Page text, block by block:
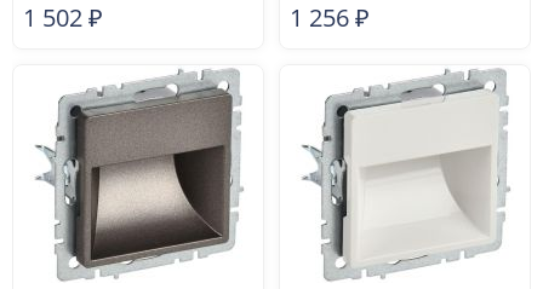
1 502₽ 1 256₽